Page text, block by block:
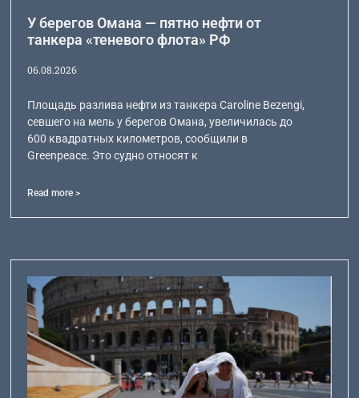
У берегов Омана — пятно нефти от
танкера «теневого флота» РФ
06.08.2026
Площадь разлива нефти из танкера Caroline Bezengi,
севшего на мель у берегов Омана, увеличилась до
600 квадратных километров, сообщили в
Greenpeace. Это судно относят к
Read more >